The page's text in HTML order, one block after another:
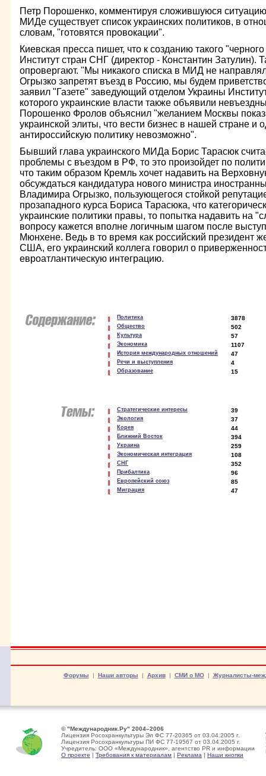
Петр Порошенко, комментируя сложившуюся
МИДе существует список украинских политиков, в
словам, "готовятся провокации".
Киевская пресса пишет, что к созданию такого
Институт стран СНГ (директор - Константин Затулин).
опровергают. "Мы никакого списка в МИД не
Огрызко запретят въезд в Россию, мы будем
заявил "Газете" заведующий отделом Украины
которого украинские власти также объявили
Порошенко Фролов объяснил "желанием Москвы
украинской элиты, что вести бизнес в нашей стране и
антироссийскую политику невозможно".
Бывший глава украинского МИДа Борис Тарасюк
проблемы с въездом в РФ, то это произойдет по
что таким образом Кремль хочет надавить на
обсуждаться кандидатура нового министра
Владимира Огрызко, пользующегося стойкой
прозападного курса Бориса Тарасюка, что
украинские политики правы, то попытка надавить на
вопросу кажется вполне логичным шагом после
Мюнхене. Ведь в то время как российский президент
США, его украинский коллега говорил о
евроатлантическую интеграцию.
Политика 3878
Общество 502
Культура 57
Экономика 1107
История международных отношений 47
Речи и выступления 4
Образование 15
Стратегические интересы 39
Экология 37
Корея 44
Ближний Восток 394
Украина 259
Экономическая интеграция 108
СНГ 352
Прибалтика 96
Европейский союз 85
Миграция 47
Форумы | Наши авторы | Архив| СМИ о МО| Журналисты-
© "Международник.Ру" 2004–2006
Лицензия Росохранкультуры Эл ФС 77-20365 от 03.04.2005 г.
Лицензия Росохранкультуры ПИ ФС 77-19567 от 03.04.2005 г.
Учредитель: ООО «Международник», агентство PR и информации
О проекте | Требования к материалам | Реклама | Наши кнопки